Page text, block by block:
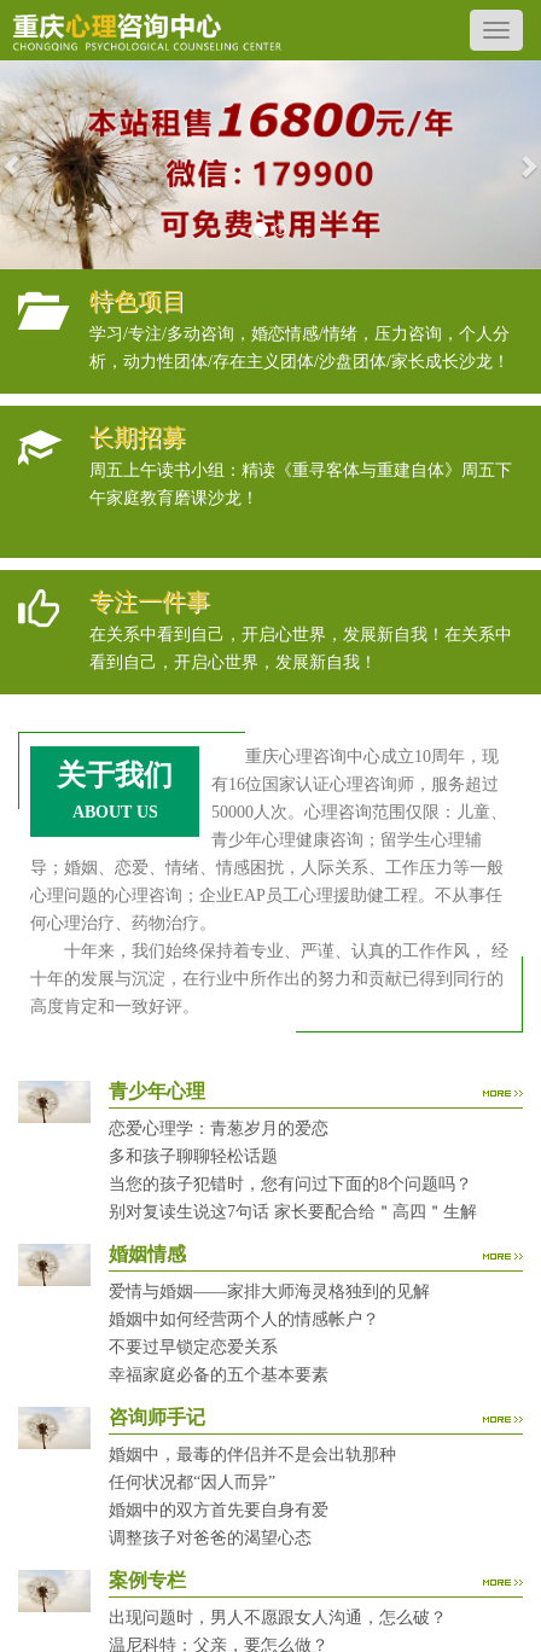
Previous
特色项目
学习/专注/多动咨询，婚恋情感/情绪，压力咨询，个人分
析，动力性团体/存在主义团体/沙盘团体/家长成长沙龙！
长期招募
周五上午读书小组：精读《重寻客体与重建自体》周五下
午家庭教育磨课沙龙！
专注一件事
在关系中看到自己，开启心世界，发展新自我！在关系中
看到自己，开启心世界，发展新自我！
关于我们
ABOUT US
重庆心理咨询中心成立10周年，现
有16位国家认证心理咨询师，服务超过
50000人次。心理咨询范围仅限：儿童、
青少年心理健康咨询；留学生心理辅
导；婚姻、恋爱、情绪、情感困扰，人际关系、工作压力等一般
心理问题的心理咨询；企业EAP员工心理援助健工程。不从事任
何心理治疗、药物治疗。
十年来，我们始终保持着专业、严谨、认真的工作作风， 经
十年的发展与沉淀，在行业中所作出的努力和贡献已得到同行的
高度肯定和一致好评。
青少年心理
恋爱心理学：青葱岁月的爱恋
多和孩子聊聊轻松话题
当您的孩子犯错时，您有问过下面的8个问题吗？
别对复读生说这7句话 家长要配合给＂高四＂生解
婚姻情感
爱情与婚姻——家排大师海灵格独到的见解
婚姻中如何经营两个人的情感帐户？
不要过早锁定恋爱关系
幸福家庭必备的五个基本要素
咨询师手记
婚姻中，最毒的伴侣并不是会出轨那种
任何状况都“因人而异”
婚姻中的双方首先要自身有爱
调整孩子对爸爸的渴望心态
案例专栏
出现问题时，男人不愿跟女人沟通，怎么破？
温尼科特：父亲，要怎么做？